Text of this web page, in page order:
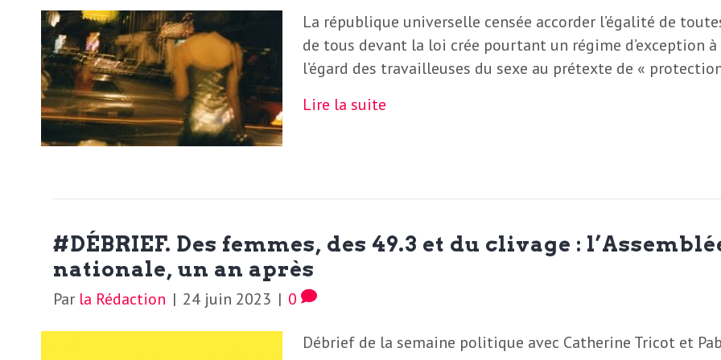
La république universelle censée accorder l’égalité de
de tous devant la loi crée pourtant un régime d’exception à
l’égard des travailleuses du sexe au prétexte de «
Lire la suite
#DÉBRIEF. Des femmes, des 49.3 et du clivage :
nationale, un an après
Par la Rédaction | 24 juin 2023 | 0
Débrief de la semaine politique avec Catherine Tricot et